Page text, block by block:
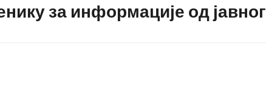
за информације од јавног